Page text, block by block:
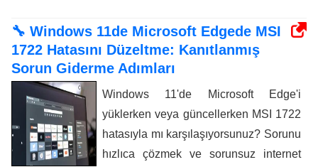
🔧 Windows 11de Microsoft Edgede MSI
1722 Hatasını Düzeltme: Kanıtlanmış
Sorun Giderme Adımları
Windows 11'de Microsoft Edge'i
yüklerken veya güncellerken MSI 1722
hatasıyla mı karşılaşıyorsunuz? Sorunu
hızlıca çözmek ve sorunsuz internet